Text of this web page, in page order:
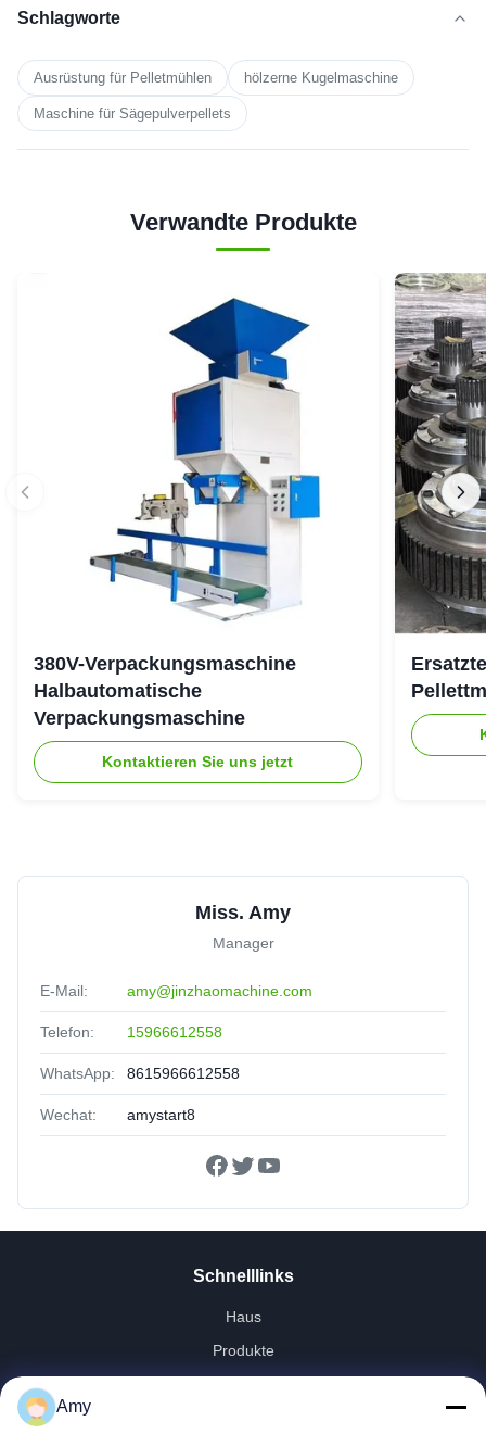
Schlagworte
Ausrüstung für Pelletmühlen hölzerne Kugelmaschine
Maschine für Sägepulverpellets
Verwandte Produkte
380V-Verpackungsmaschine
Halbautomatische
Verpackungsmaschine
Kontaktieren Sie uns jetzt
Miss. Amy
Manager
E-Mail: amy@jinzhaomachine.com
Telefon: 15966612558
WhatsApp: 8615966612558
Wechat: amystart8
Schnelllinks
Haus
Produkte
Amy